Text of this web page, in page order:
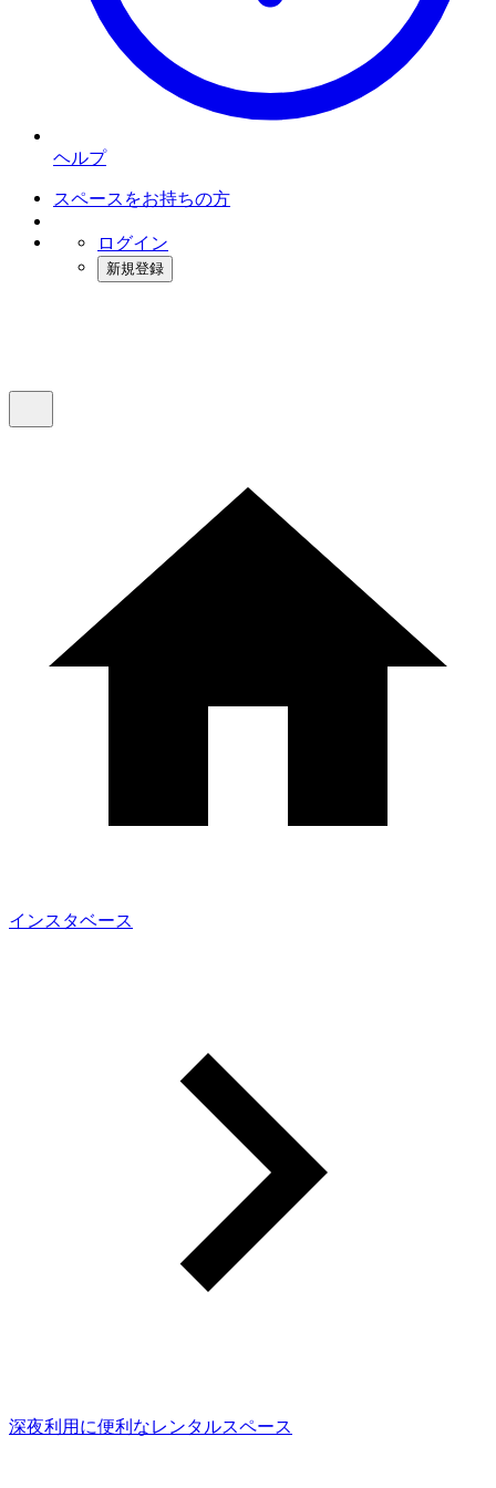
ヘルプ
スペースをお持ちの方
ログイン
新規登録
インスタベース
深夜利用に便利なレンタルスペース